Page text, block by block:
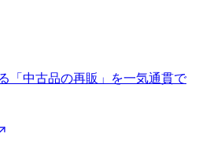
「中古品の再販」を一気通貫で